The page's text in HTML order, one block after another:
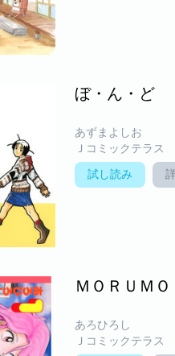
ぼ・ん・ど
あずまよしお
Ｊコミックテラス
試し読み
ＭＯＲＵＭＯ
あろひろし
Ｊコミックテラス